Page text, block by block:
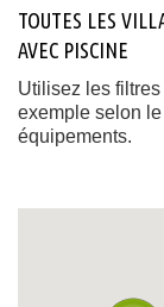
TOUTES LES
AVEC PISCINE
Utilisez les
exemple selon
équipements.